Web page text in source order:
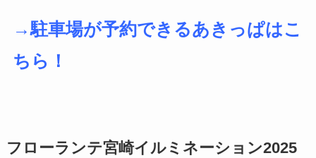
→駐車場が予約できるあきっぱはこ
ちら！
フローランテ宮崎イルミネーション2025